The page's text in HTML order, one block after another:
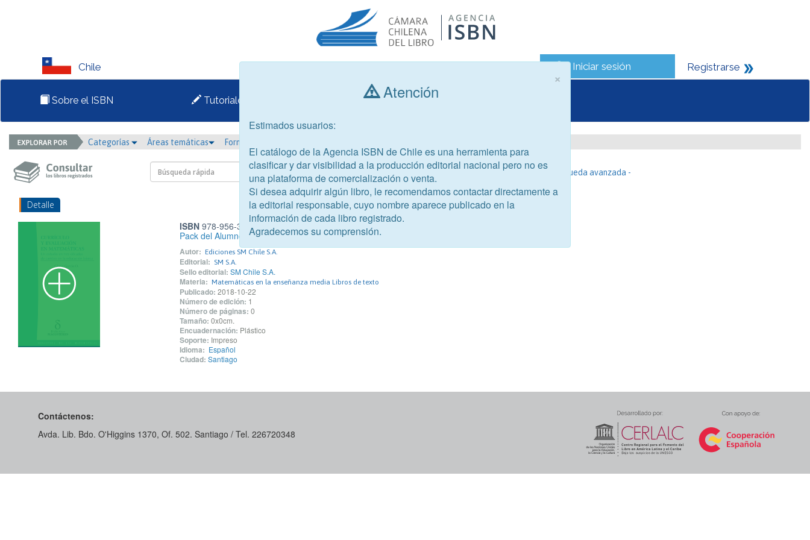
Chile Iniciar sesión Registrarse
Sobre el ISBN Tutoriales Consultar libros
Categorías Áreas temáticas Formato
- Búsqueda avanzada -
Detalle
ISBN978-956-363-378-8
Pack del Alumno Matemática 2° medio. Savia
Autor: Ediciones SM Chile S.A.
Editorial: SM S.A.
Sello editorial: SM Chile S.A.
Materia: Matemáticas en la enseñanza media Libros de texto
Publicado: 2018-10-22
Número de edición: 1
Número de páginas: 0
Tamaño: 0x0cm.
Encuadernación: Plástico
Soporte: Impreso
Idioma: Español
Ciudad: Santiago
Contáctenos:
Avda. Lib. Bdo. O'Higgins 1370, Of. 502. Santiago / Tel. 226720348
×
Atención
Estimados usuarios:
El catálogo de la Agencia ISBN de Chile es una herramienta para
clasificar y dar visibilidad a la producción editorial nacional pero no es
una plataforma de comercialización o venta.
Si desea adquirir algún libro, le recomendamos contactar directamente a
la editorial responsable, cuyo nombre aparece publicado en la
información de cada libro registrado.
Agradecemos su comprensión.